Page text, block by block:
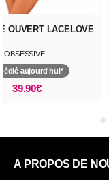
OUVERT LACELOVE
OBSESSIVE
aujourd'hui*
39,90€
A PROPOS DE